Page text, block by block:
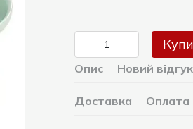
Опис Новий
Доставка Оплата